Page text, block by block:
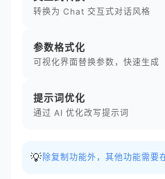
转换为 Chat 交互式对话风格
参数格式化
可视化界面替换参数，快速生成
提示词优化
通过 AI 优化改写提示词
💡 除复制功能外，其他功能需要